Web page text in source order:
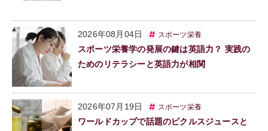
2026年08月04日 スポーツ栄養
スポーツ栄養学の発展の鍵は英語力？ 実践の
ためのリテラシーと英語力が相関
2026年07月19日 スポーツ栄養
ワールドカップで話題のピクルスジュースと